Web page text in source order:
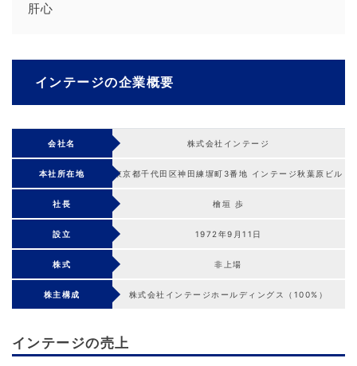
肝心
インテージの企業概要
会社名 株式会社インテージ
本社所在地 東京都千代田区神田練塀町3番地 インテージ秋葉原ビル
社長 檜垣 歩
設立 1972年9月11日
株式 非上場
株主構成 株式会社インテージホールディングス（100%）
インテージの売上